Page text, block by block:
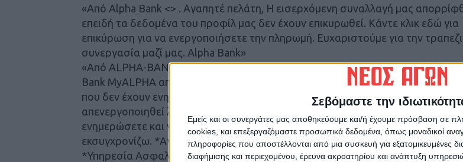
Σεβόμαστε την
Εμείς και οι συνεργάτες μας αποθηκεύουμε και/ή έχουμε πρόσβαση σε
cookies, και επεξεργαζόμαστε προσωπικά δεδομένα, όπως μοναδικοί
πληροφορίες που αποστέλλονται από μια συσκευή για εξατομικευμένες
διαφήμισης και περιεχομένου, έρευνα ακροατηρίου και ανάπτυξη
«Από Alpha Bank <> . Αγαπητέ πελάτη, Η εισερχόμενη συναλλαγή μας
επειδή τα δεδομένα του προφίλ μας δεν έχουν επικυρωθεί. Κάντε κλικ εδώ για
επικύρωση για να ενεργοποιήσετε την πληρωμή. Ευχαριστούμε για την
συνεργασία μαζί μας. Alpha Bank»
«Από ALPHA-BANK .gr support@bioboutic.ch. Αγαπητέ πελάτη, Χάρη στο νέο
Bank MyАLPHA αποφάσισε να απαγορεύσει όλους μας τραπεζικούς
που δεν έχουν ενημερωθεί. Μετά από λίγες ώρες ο λογαριασμός μας θα
απενεργοποιηθεί λόγω μη συμμόρφωσης με μας νόμους ALPHA2022, θα πρέπει
ενημερώσετε και να ενεργοποιήσετε ξανά τον λογαριασμό μας παρακάτω
εκσυγχρονίζω. *Αγαπητέ πελάτη, όλα αυτά τα κάνουμε για την ασφάλειά μας.
*Υπηρεσία Ασφαλείας ALPHA В A N К 20.01.2022 *Υπηρεσία ηλεκτρονικής